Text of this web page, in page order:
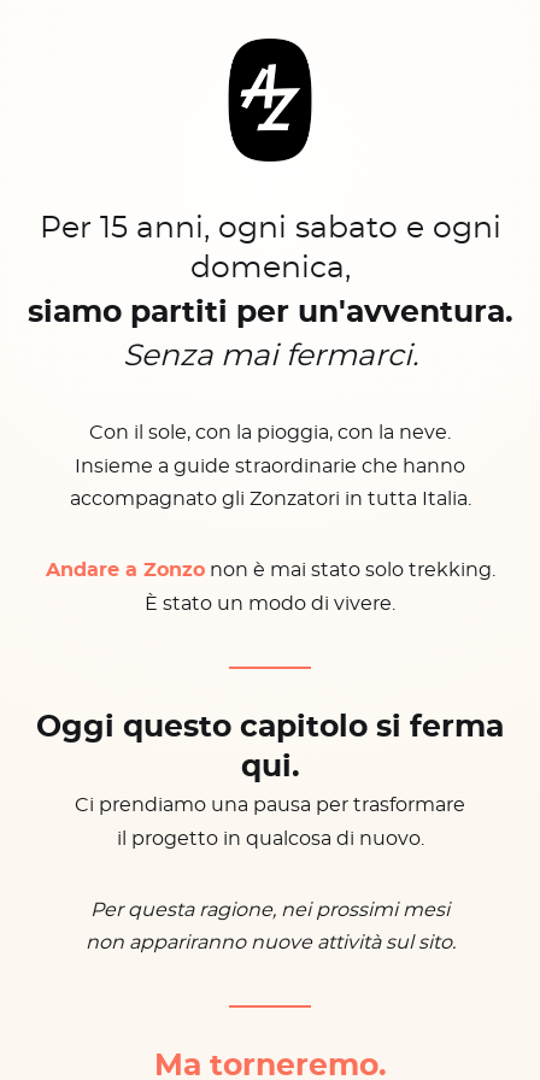
Per 15 anni, ogni sabato e ogni
domenica,
siamo partiti per un'avventura.
Senza mai fermarci.
Con il sole, con la pioggia, con la neve.
Insieme a guide straordinarie che hanno
accompagnato gli Zonzatori in tutta Italia.
Andare a Zonzonon è mai stato solo trekking.
È stato un modo di vivere.
Oggi questo capitolo si ferma
qui.
Ci prendiamo una pausa per trasformare
il progetto in qualcosa di nuovo.
Per questa ragione, nei prossimi mesi
non appariranno nuove attività sul sito.
Ma torneremo.